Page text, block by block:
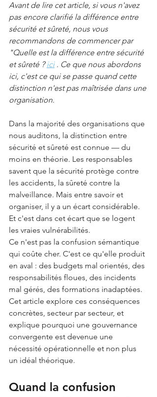
Avant de lire cet article, si vous n'avez
pas encore clarifié la différence entre
sécurité et sûreté, nous vous
recommandons de commencer par
"Quelle est la différence entre sécurité
et sûreté ? ici . Ce que nous abordons
ici, c'est ce qui se passe quand cette
distinction n'est pas maîtrisée dans une
organisation.
Dans la majorité des organisations que
nous auditons, la distinction entre
sécurité et sûreté est connue — du
moins en théorie. Les responsables
savent que la sécurité protège contre
les accidents, la sûreté contre la
malveillance. Mais entre savoir et
organiser, il y a un écart considérable.
Et c'est dans cet écart que se logent
les vraies vulnérabilités.
Ce n'est pas la confusion sémantique
qui coûte cher. C'est ce qu'elle produit
en aval : des budgets mal orientés, des
responsabilités floues, des incidents
mal gérés, des formations inadaptées.
Cet article explore ces conséquences
concrètes, secteur par secteur, et
explique pourquoi une gouvernance
convergente est devenue une
nécessité opérationnelle et non plus
un idéal théorique.
Quand la confusion